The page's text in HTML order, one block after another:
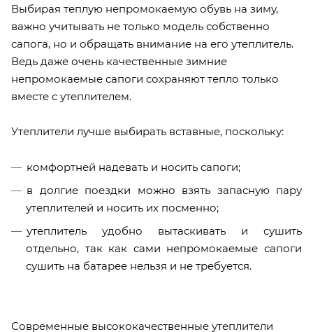
Выбирая теплую непромокаемую обувь на зиму,
важно учитывать не только модель собственно
сапога, но и обращать внимание на его утеплитель.
Ведь даже очень качественные зимние
непромокаемые сапоги сохраняют тепло только
вместе с утеплителем.
Утеплители лучше выбирать вставные, поскольку:
комфортней надевать и носить сапоги;
в долгие поездки можно взять запасную пару
утеплителей и носить их посменно;
утеплитель удобно вытаскивать и сушить
отдельно, так как сами непромокаемые сапоги
сушить на батарее нельзя и не требуется.
Современные высококачественные утеплители